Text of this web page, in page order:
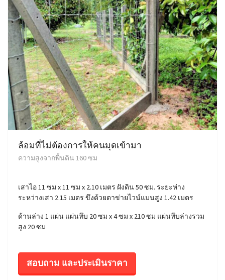
ล้อมที่ไม่ต้องการให้คนมุดเข้ามา
ความสูงจากพื้นดิน 160 ซม
เสาไอ 11 ซม x 11 ซม x 2.10 เมตร ฝังดิน 50 ซม. ระยะห่าง
ระหว่างเสา 2.15 เมตร ขึงด้วยตาข่ายไวน์แมนสูง 1.42 เมตร
ด้านล่าง 1 แผ่น แผ่นทึบ 20 ซม x 4 ซม x 210 ซม แผ่นทึบล่างรวม
สูง 20 ซม
สอบถาม และประเมินราคา